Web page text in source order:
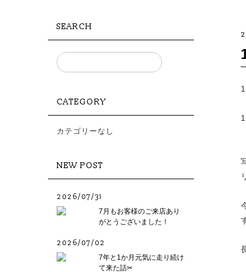
SEARCH
CATEGORY
カテゴリーなし
NEW POST
2026/07/31
7月もお客様のご来店あり
がとうございました！
2026/07/02
7年と1か月元気に走り続け
て来た話✂︎